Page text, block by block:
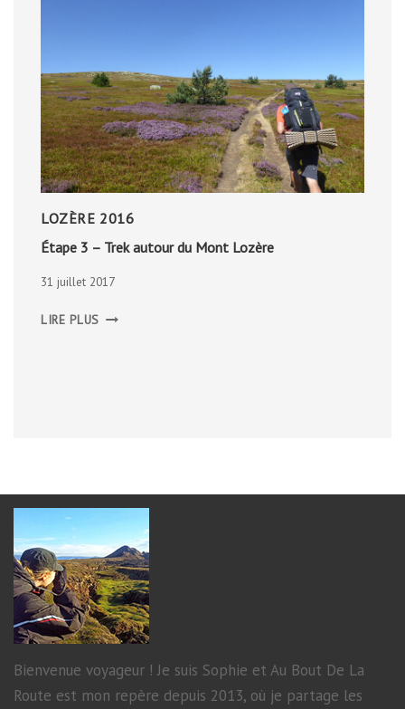
LOZÈRE 2016
Étape 3 – Trek autour du Mont Lozère
31 juillet 2017
LIRE PLUS
Bienvenue voyageur ! Je suis Sophie et Au Bout De La
Route est mon repère depuis 2013, où je partage les